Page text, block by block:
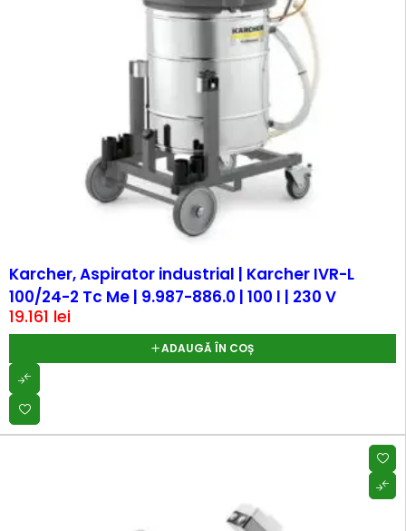
Karcher, Aspirator industrial | Karcher IVR-L
100/24-2 Tc Me | 9.987-886.0 | 100 l | 230 V
19.161 lei
ADAUGĂ ÎN COȘ